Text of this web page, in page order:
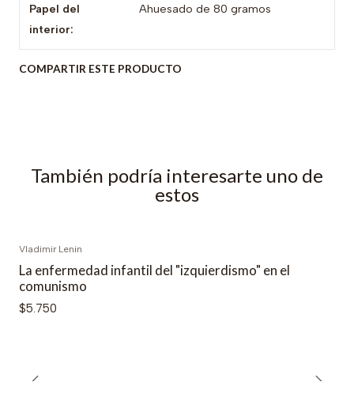
Papel del
interior:
Ahuesado de 80 gramos
COMPARTIR ESTE PRODUCTO
También podría interesarte uno de
estos
Vladimir Lenin
La enfermedad infantil del "izquierdismo" en el
comunismo
$5.750